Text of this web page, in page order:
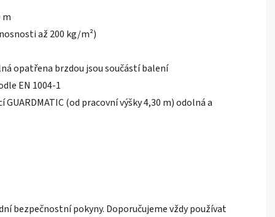
m
až 200 kg/m²)
opatřena brzdou jsou součástí balení
EN 1004-1
(od pracovní výšky 4,30 m) odolná a
bezpečnostní pokyny. Doporučujeme vždy používat